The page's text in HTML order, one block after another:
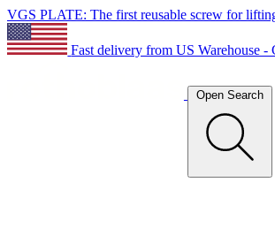
VGS PLATE: The first reusable screw for
Fast delivery from US Warehouse -
Open Search